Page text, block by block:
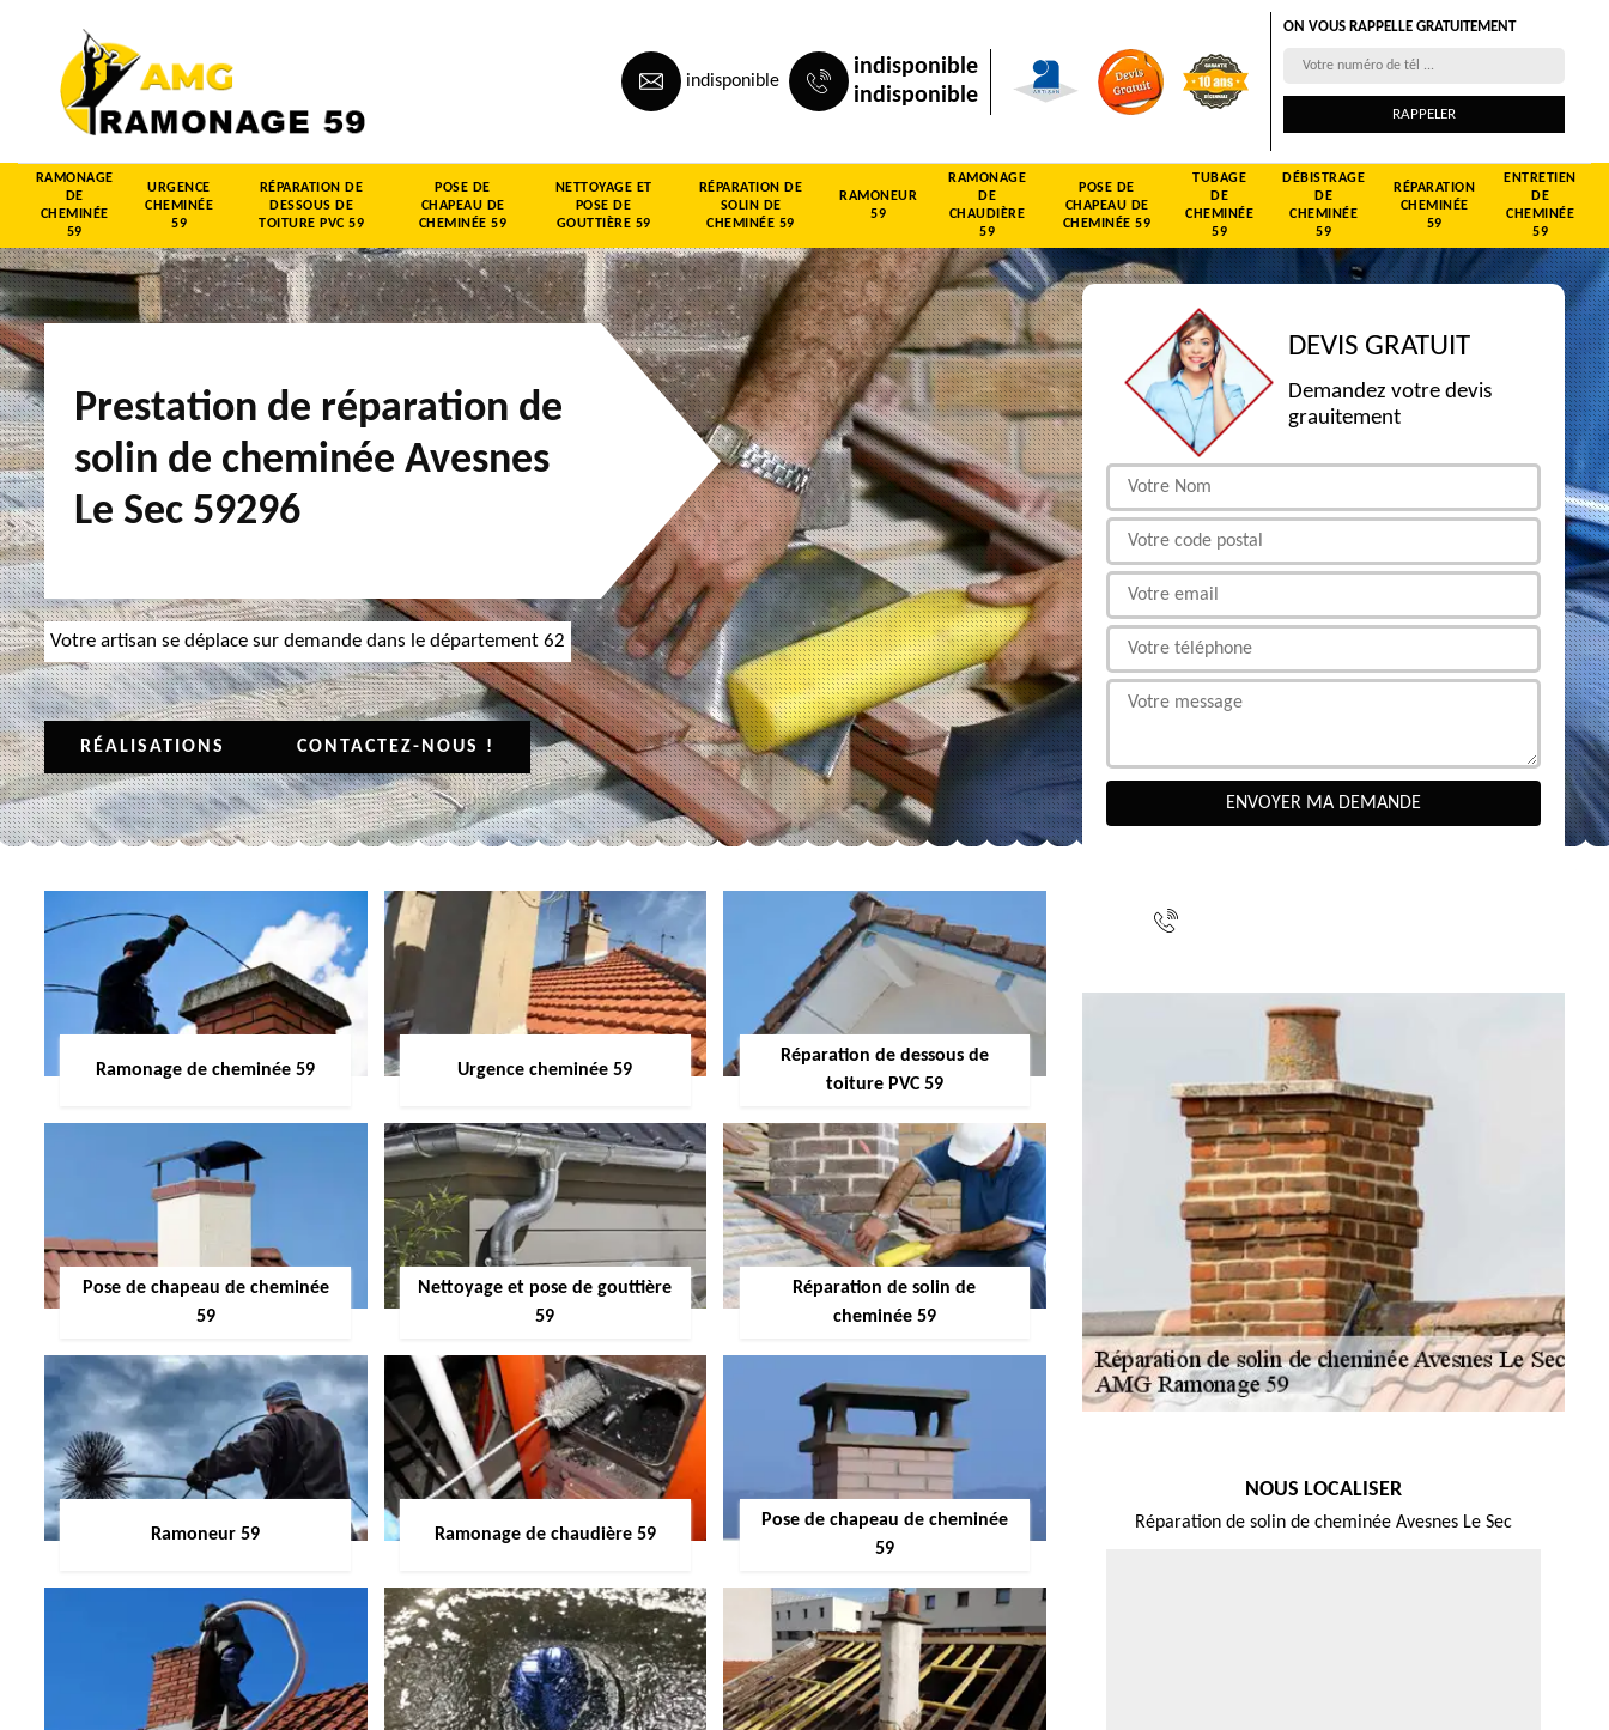
indisponible
indisponible
indisponible
ON VOUS RAPPELLE GRATUITEMENT
RAMONAGE
DE
CHEMINÉE
59
URGENCE
CHEMINÉE
59
RÉPARATION DE
DESSOUS DE
TOITURE PVC 59
POSE DE
CHAPEAU DE
CHEMINÉE 59
NETTOYAGE ET
POSE DE
GOUTTIÈRE 59
RÉPARATION DE
SOLIN DE
CHEMINÉE 59
RAMONEUR
59
RAMONAGE
DE
CHAUDIÈRE
59
POSE DE
CHAPEAU DE
CHEMINÉE 59
TUBAGE
DE
CHEMINÉE
59
DÉBISTRAGE
DE
CHEMINÉE
59
RÉPARATION
CHEMINÉE
59
ENTRETIEN
DE
CHEMINÉE
59
Prestation de réparation de
solin de cheminée Avesnes
Le Sec 59296
Votre artisan se déplace sur demande dans le département 62
RÉALISATIONS CONTACTEZ-NOUS !
Ramonage de cheminée 59 Urgence cheminée 59
Réparation de dessous de
toiture PVC 59
Pose de chapeau de cheminée
59
Nettoyage et pose de gouttière
59
Réparation de solin de
cheminée 59
Ramoneur 59 Ramonage de chaudière 59
Pose de chapeau de cheminée
59
DEVIS GRATUIT
Demandez votre devis
grauitement
NOUS LOCALISER
Réparation de solin de cheminée Avesnes Le Sec